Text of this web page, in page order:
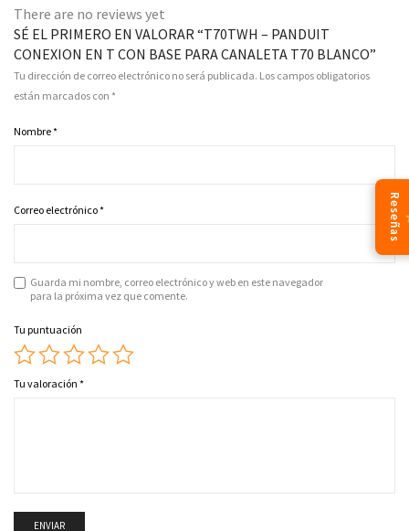
There are no reviews yet
SÉ EL PRIMERO EN VALORAR “T70TWH – PANDUIT
CONEXION EN T CON BASE PARA CANALETA T70 BLANCO”
Tu dirección de correo electrónico no será publicada. Los campos obligatorios
están marcados con *
Nombre*
Correo electrónico*
Guarda mi nombre, correo electrónico y web en este navegador
para la próxima vez que comente.
Tu puntuación
Tu valoración *
Reseñas